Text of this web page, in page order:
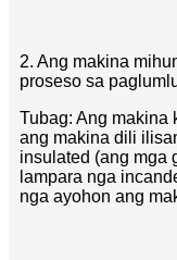
2. Ang makina
proseso sa
Tubag: Ang makina
ang makina dili
insulated (ang mga
lampara nga
nga ayohon ang